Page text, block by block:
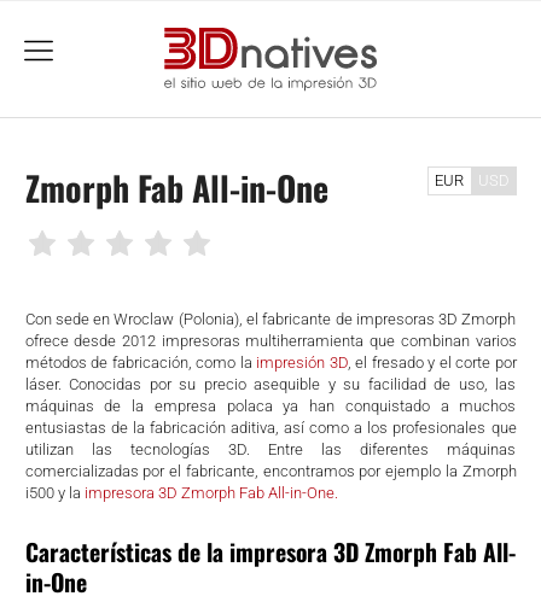
menu
Zmorph Fab All-in-One
Con sede en Wroclaw (Polonia), el fabricante de impresoras 3D Zmorph
ofrece desde 2012 impresoras multiherramienta que combinan varios
métodos de fabricación, como la impresión 3D, el fresado y el corte por
láser. Conocidas por su precio asequible y su facilidad de uso, las
máquinas de la empresa polaca ya han conquistado a muchos
entusiastas de la fabricación aditiva, así como a los profesionales que
utilizan las tecnologías 3D. Entre las diferentes máquinas
comercializadas por el fabricante, encontramos por ejemplo la Zmorph
i500 y la impresora 3D Zmorph Fab All-in-One.
Características de la impresora 3D Zmorph Fab All-
in-One
EUR USD